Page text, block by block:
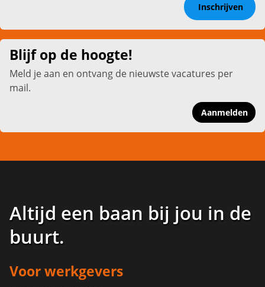
Inschrijven
Blijf op de hoogte!
Meld je aan en ontvang de nieuwste vacatures per
mail.
Aanmelden
Altijd een baan bij jou in de
buurt.
Voor werkgevers